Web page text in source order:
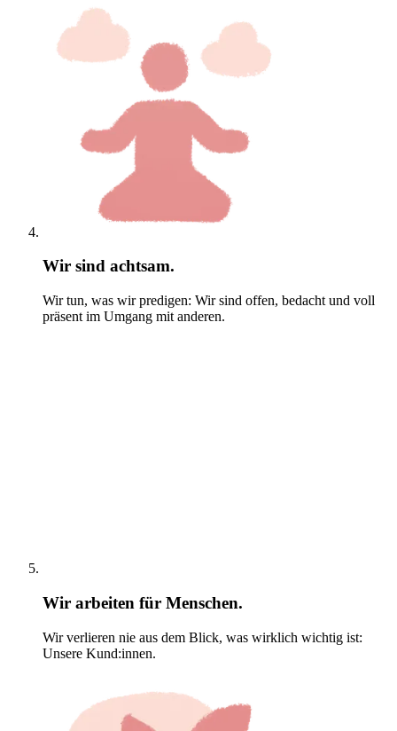
Wir sind achtsam.
Wir tun, was wir predigen: Wir sind offen, bedacht und voll
präsent im Umgang mit anderen.
Wir arbeiten für Menschen.
Wir verlieren nie aus dem Blick, was wirklich wichtig ist:
Unsere Kund:innen.